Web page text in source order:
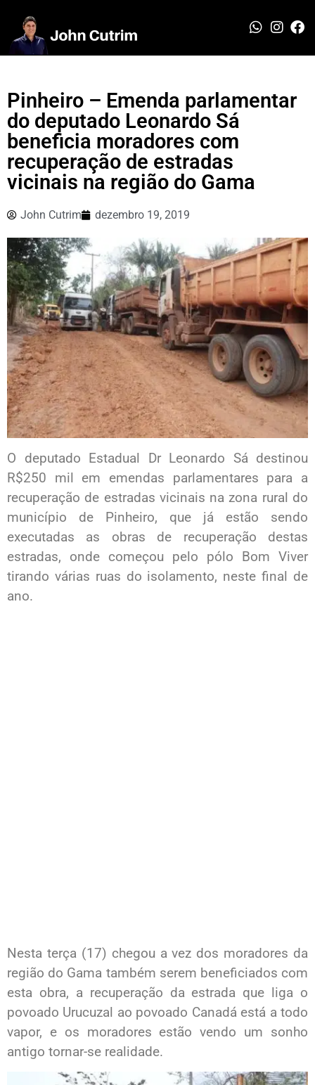
Pinheiro – Emenda parlamentar
do deputado Leonardo Sá
beneficia moradores com
recuperação de estradas
vicinais na região do Gama
John Cutrim dezembro 19, 2019
O deputado Estadual Dr Leonardo Sá destinou
R$250 mil em emendas parlamentares para a
recuperação de estradas vicinais na zona rural do
município de Pinheiro, que já estão sendo
executadas as obras de recuperação destas
estradas, onde começou pelo pólo Bom Viver
tirando várias ruas do isolamento, neste final de
ano.
Nesta terça (17) chegou a vez dos moradores da
região do Gama também serem beneficiados com
esta obra, a recuperação da estrada que liga o
povoado Urucuzal ao povoado Canadá está a todo
vapor, e os moradores estão vendo um sonho
antigo tornar-se realidade.